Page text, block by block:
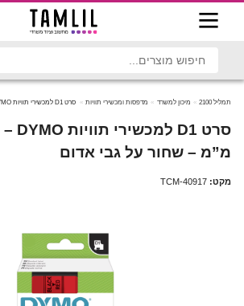
תמליל 2100 מיכון למשרד מדפסות ומכשירי תוויות סרט D1 למכשירי תוויות DYMO – רוחב 9 מ”מ – שחור על גבי אדום
מ”מ – שחור על גבי אדום
מקט: TCM-40917